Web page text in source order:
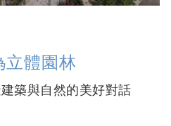
立體園林
築與自然的美好對話